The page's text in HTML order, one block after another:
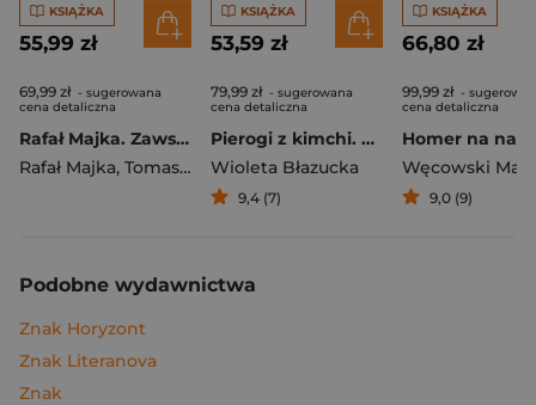
KSIĄŻKA
55,99 zł
69,99 zł - sugerowana
cena detaliczna
Rafał Majka. Zawsze z przodu. Rozmawia Tomasz Kalemba - książka z autografem
Rafał Majka, Tomasz Kalemba
KSIĄŻKA
53,59 zł
79,99 zł - sugerowana
cena detaliczna
Pierogi z kimchi. Moje ulubione azjatyckie przepisy
Wioleta Błazucka
9,4 (7)
KSIĄŻKA
66,80 zł
99,99 zł -
cena detaliczna
Węcowski
9,0 (9)
Podobne wydawnictwa
Znak Horyzont
Znak Literanova
Znak